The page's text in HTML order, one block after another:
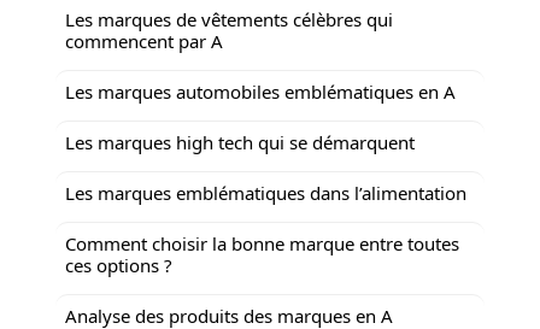
Les marques de vêtements célèbres qui
commencent par A
Les marques automobiles emblématiques en A
Les marques high tech qui se démarquent
Les marques emblématiques dans l’alimentation
Comment choisir la bonne marque entre toutes
ces options ?
Analyse des produits des marques en A